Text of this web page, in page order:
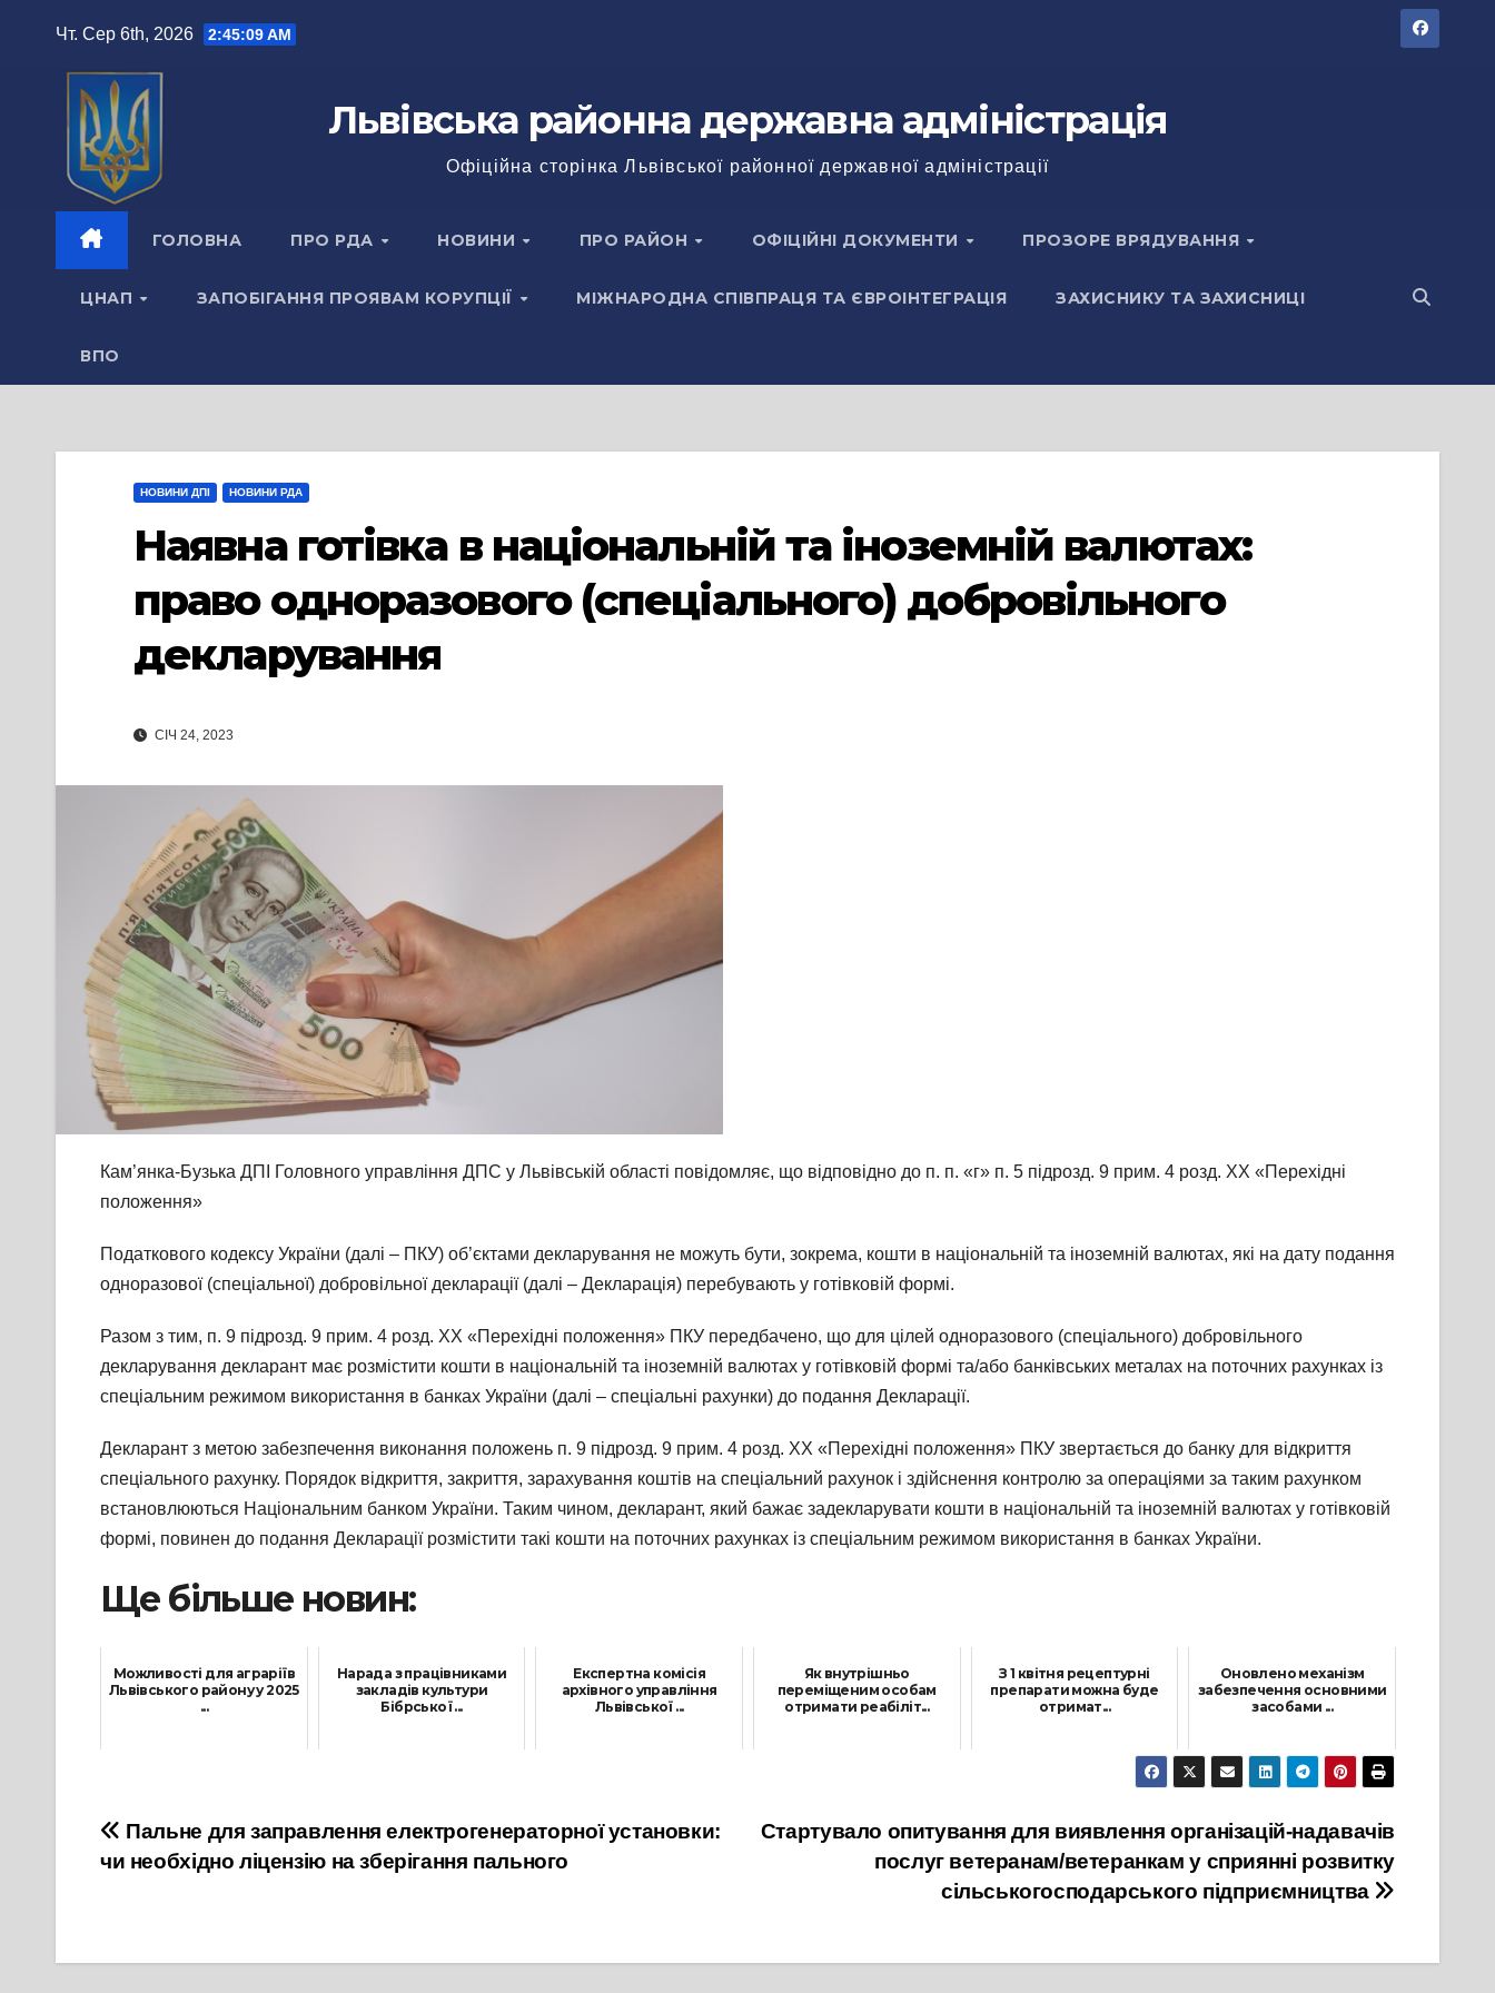
Чт. Сер 6th, 2026 2:45:10 AM
Львівська районна державна адміністрація
Офіційна сторінка Львівської районної державної адміністрації
ГОЛОВНА ПРО РДА НОВИНИ ПРО РАЙОН ОФІЦІЙНІ ДОКУМЕНТИ ПРОЗОРЕ ВРЯДУВАННЯ
ЦНАП ЗАПОБІГАННЯ ПРОЯВАМ КОРУПЦІЇ МІЖНАРОДНА СПІВПРАЦЯ ТА ЄВРОІНТЕГРАЦІЯ ЗАХИСНИКУ ТА ЗАХИСНИЦІ
ВПО
НОВИНИ ДПІ НОВИНИ РДА
Наявна готівка в національній та іноземній валютах:
право одноразового (спеціального) добровільного
декларування
СІЧ 24, 2023
Кам’янка-Бузька ДПІ Головного управління ДПС у Львівській області повідомляє, що відповідно до п. п. «г» п. 5 підрозд. 9 прим. 4 розд. XX «Перехідні
положення»
Податкового кодексу України (далі – ПКУ) об’єктами декларування не можуть бути, зокрема, кошти в національній та іноземній валютах, які на дату подання
одноразової (спеціальної) добровільної декларації (далі – Декларація) перебувають у готівковій формі.
Разом з тим, п. 9 підрозд. 9 прим. 4 розд. XX «Перехідні положення» ПКУ передбачено, що для цілей одноразового (спеціального) добровільного
декларування декларант має розмістити кошти в національній та іноземній валютах у готівковій формі та/або банківських металах на поточних рахунках із
спеціальним режимом використання в банках України (далі – спеціальні рахунки) до подання Декларації.
Декларант з метою забезпечення виконання положень п. 9 підрозд. 9 прим. 4 розд. XX «Перехідні положення» ПКУ звертається до банку для відкриття
спеціального рахунку. Порядок відкриття, закриття, зарахування коштів на спеціальний рахунок і здійснення контролю за операціями за таким рахунком
встановлюються Національним банком України. Таким чином, декларант, який бажає задекларувати кошти в національній та іноземній валютах у готівковій
формі, повинен до подання Декларації розмістити такі кошти на поточних рахунках із спеціальним режимом використання в банках України.
Ще більше новин:
Можливості для аграріїв
Львівського району у 2025
...
Нарада з працівниками
закладів культури
Бібрської ...
Експертна комісія
архівного управління
Львівської ...
Як внутрішньо
переміщеним особам
отримати реабіліт...
З 1 квітня рецептурні
препарати можна буде
отримат...
Оновлено механізм
забезпечення основними
засобами ...
22 Грудня, 2023
Навігація
записів
Стартувало опитування для виявлення організацій-надавачів
послуг ветеранам/ветеранкам у сприянні розвитку
сільськогосподарського підприємництва
Пальне для заправлення електрогенераторної установки:
чи необхідно ліцензію на зберігання пального